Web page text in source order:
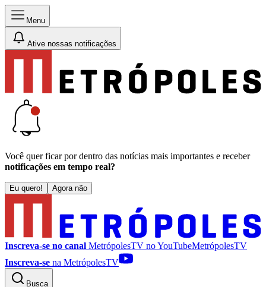
Menu
Ative nossas notificações
Você quer ficar por dentro das notícias mais importantes e receber
notificações em tempo real?
Eu quero! Agora não
Inscreva-se no canal MetrópolesTV noYouTubeMetrópolesTV
Inscreva-se na MetrópolesTV
Busca